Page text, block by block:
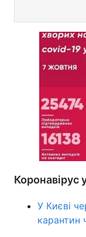
Коронавірус
У Києві
карантин